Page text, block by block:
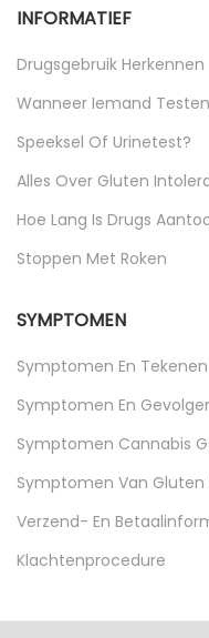
INFORMATIEF
Drugsgebruik Herkennen
Wanneer Iemand
Speeksel Of Urinetest?
Alles Over Gluten
Hoe Lang Is Drugs
Stoppen Met Roken
SYMPTOMEN
Symptomen En
Symptomen En
Symptomen Cannabis
Symptomen Van
Verzend- En
Klachtenprocedure